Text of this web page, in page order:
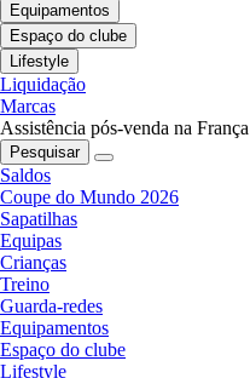
Equipamentos
Espaço do clube
Lifestyle
Liquidação
Marcas
Assistência pós-venda na França
Pesquisar
Saldos
Coupe do Mundo 2026
Sapatilhas
Equipas
Crianças
Treino
Guarda-redes
Equipamentos
Espaço do clube
Lifestyle